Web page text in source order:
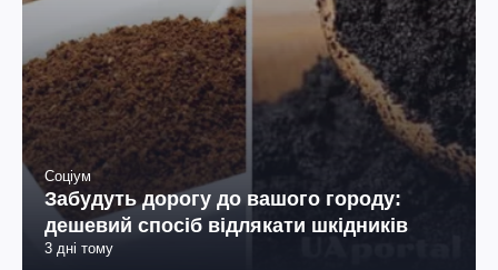
Соціум
Забудуть дорогу до вашого городу:
дешевий спосіб відлякати шкідників
3 дні тому